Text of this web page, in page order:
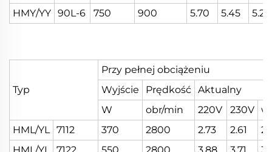
HMY/YY 90L-6 750 900 5.70 5.45 5.23
Typ
Przy pełnej obciążeniu
Wyjście
Prędkość Aktualny
W
obr/min 220V 230V
HML/YL 7112 370 2800 2.73 2.61